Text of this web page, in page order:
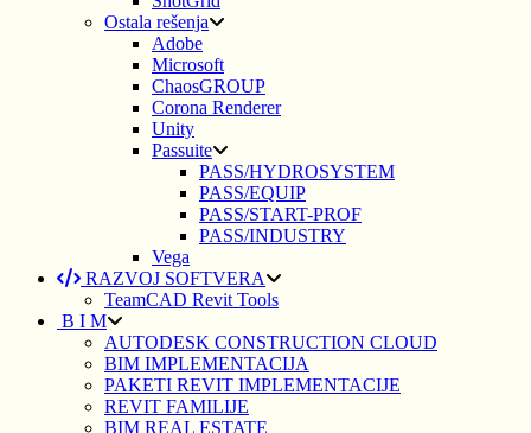
Ostala rešenja
Adobe
Microsoft
ChaosGROUP
Corona Renderer
Unity
Passuite
PASS/HYDROSYSTEM
PASS/EQUIP
PASS/START-PROF
PASS/INDUSTRY
Vega
RAZVOJ SOFTVERA
TeamCAD Revit Tools
B I M
AUTODESK CONSTRUCTION CLOUD
BIM IMPLEMENTACIJA
PAKETI REVIT IMPLEMENTACIJE
REVIT FAMILIJE
BIM REAL ESTATE